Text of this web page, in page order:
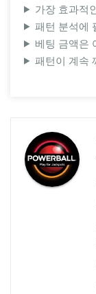
가장 효과적
패턴 분석에
베팅 금액은
패턴이 계속